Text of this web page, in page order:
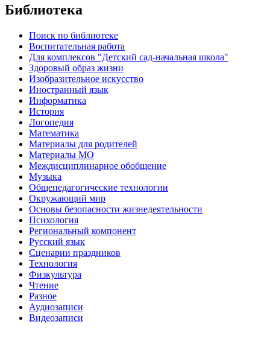
Библиотека
Поиск по библиотеке
Воспитательная работа
Для комплексов "Детский сад-начальная школа"
Здоровый образ жизни
Изобразительное искусство
Иностранный язык
Информатика
История
Логопедия
Математика
Материалы для родителей
Материалы МО
Междисциплинарное обобщение
Музыка
Общепедагогические технологии
Окружающий мир
Основы безопасности жизнедеятельности
Психология
Региональный компонент
Русский язык
Сценарии праздников
Технология
Физкультура
Чтение
Разное
Аудиозаписи
Видеозаписи